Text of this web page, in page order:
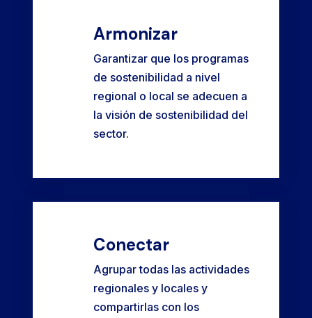
Armonizar
Garantizar que los programas
de sostenibilidad a nivel
regional o local se adecuen a
la visión de sostenibilidad del
sector.
Conectar
Agrupar todas las actividades
regionales y locales y
compartirlas con los